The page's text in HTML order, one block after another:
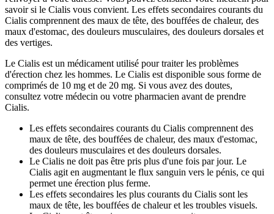
savoir si le Cialis vous convient. Les effets secondaires courants du
Cialis comprennent des maux de tête, des bouffées de chaleur, des
maux d'estomac, des douleurs musculaires, des douleurs dorsales et
des vertiges.
Le Cialis est un médicament utilisé pour traiter les problèmes
d'érection chez les hommes. Le Cialis est disponible sous forme de
comprimés de 10 mg et de 20 mg. Si vous avez des doutes,
consultez votre médecin ou votre pharmacien avant de prendre
Cialis.
Les effets secondaires courants du Cialis comprennent des
maux de tête, des bouffées de chaleur, des maux d'estomac,
des douleurs musculaires et des douleurs dorsales.
Le Cialis ne doit pas être pris plus d'une fois par jour. Le
Cialis agit en augmentant le flux sanguin vers le pénis, ce qui
permet une érection plus ferme.
Les effets secondaires les plus courants du Cialis sont les
maux de tête, les bouffées de chaleur et les troubles visuels.